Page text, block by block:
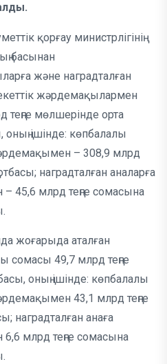
қорғау министрлігінің
басынан
және наградталған
жәрдемақылармен
мөлшерінде орта
ішінде: көпбалалы
– 308,9 млрд
наградталған аналарға
45,6 млрд теңге сомасына
жоғарыда аталған
49,7 млрд теңге
оның ішінде: көпбалалы
43,1 млрд теңге
наградталған анаға
млрд теңге сомасына